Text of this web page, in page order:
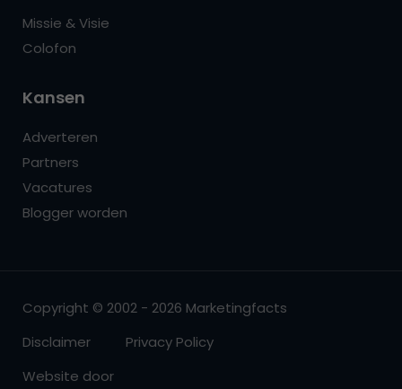
Missie & Visie
Colofon
Kansen
Adverteren
Partners
Vacatures
Blogger worden
Copyright © 2002 - 2026 Marketingfacts
Disclaimer
Privacy Policy
Website door